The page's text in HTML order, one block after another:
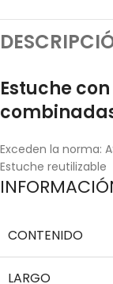
Estuche
Exceden la norma:
Estuche reutilizable
CONTENIDO
LARGO